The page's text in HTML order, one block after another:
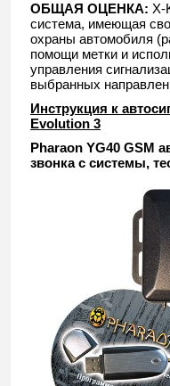
ОБЩАЯ ОЦЕНКА: X-
система, имеющая
охраны автомобиля
помощи метки и
управления
выбранных
Инструкция к
Evolution 3
Pharaon YG40 GSM
звонка с системы,